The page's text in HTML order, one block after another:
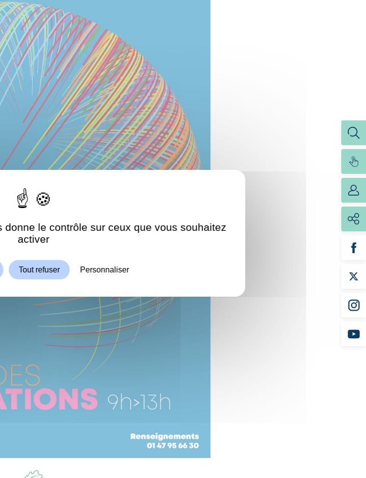
le contrôle sur ceux que vous souhaitez
activer
Tout refuser Personnaliser